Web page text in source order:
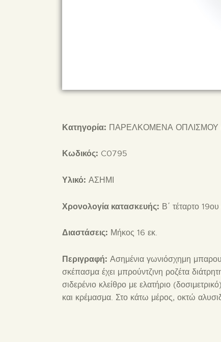
Κατηγορία: ΠΑΡΕΛΚΟΜΕΝΑ ΟΠΛΙΣΜΟΥ
Κωδικός: C0795
Υλικό: ΑΣΗΜΙ
Χρονολογία κατασκευής: Β΄ τέταρτο
Διαστάσεις: Μήκος 16 εκ.
Περιγραφή: Ασημένια γωνιόσχημη
σκέπασμα έχει μπρούντζινη ροζέτα
σιδερένιο κλείθρο με ελατήριο
και κρέμασμα. Στο κάτω μέρος, οκτώ